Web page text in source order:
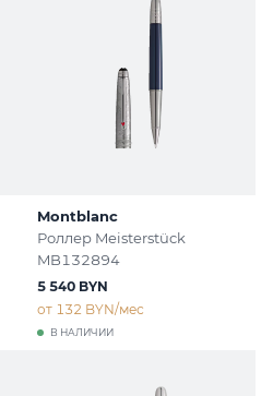
Montblanc
Роллер Meisterstück
MB132894
В НАЛИЧИИ
5 540 BYN
от 132 BYN/мес